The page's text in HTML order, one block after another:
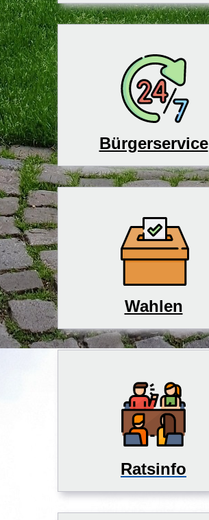
Bürgerservice
Wahlen
Ratsinfo